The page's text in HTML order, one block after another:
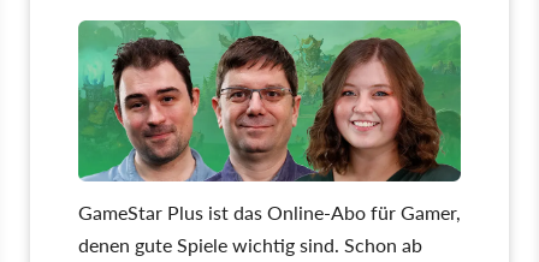
GameStar Plus ist das Online-Abo für Gamer,
denen gute Spiele wichtig sind. Schon ab